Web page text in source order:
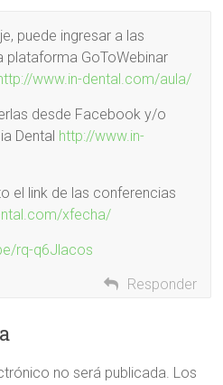
puede ingresar a las
plataforma GoToWebinar
www.in-dental.com/aula/
desde Facebook y/o
Dental http://www.in-
el link de las conferencias
xfecha/
rq-q6Jlacos
Responder
no será publicada. Los